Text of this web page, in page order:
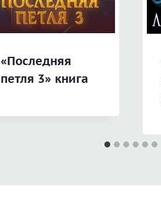
«Последняя
петля 3» книга